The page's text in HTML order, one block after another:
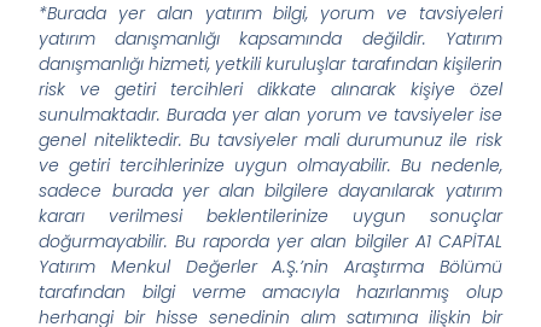
*Burada yer alan yatırım bilgi, yorum ve tavsiyeleri
yatırım danışmanlığı kapsamında değildir. Yatırım
danışmanlığı hizmeti, yetkili kuruluşlar tarafından kişilerin
risk ve getiri tercihleri dikkate alınarak kişiye özel
sunulmaktadır. Burada yer alan yorum ve tavsiyeler ise
genel niteliktedir. Bu tavsiyeler mali durumunuz ile risk
ve getiri tercihlerinize uygun olmayabilir. Bu nedenle,
sadece burada yer alan bilgilere dayanılarak yatırım
kararı verilmesi beklentilerinize uygun sonuçlar
doğurmayabilir. Bu raporda yer alan bilgiler A1 CAPİTAL
Yatırım Menkul Değerler A.Ş.’nin Araştırma Bölümü
tarafından bilgi verme amacıyla hazırlanmış olup
herhangi bir hisse senedinin alım satımına ilişkin bir